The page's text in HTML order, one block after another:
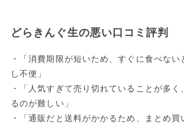
どらきんぐ生の悪い口コミ評判
・「消費期限が短いため、すぐに食べな
し不便」
・「人気すぎて売り切れていることが多
るのが難しい」
・「通販だと送料がかかるため、まとめ